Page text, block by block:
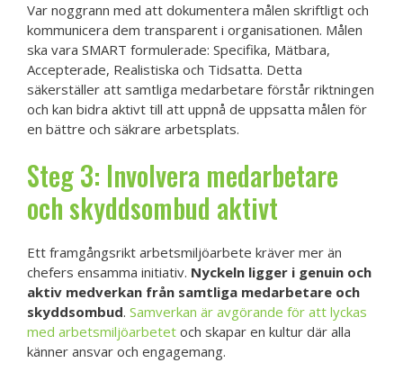
Var noggrann med att dokumentera målen skriftligt och
kommunicera dem transparent i organisationen. Målen
ska vara SMART formulerade: Specifika, Mätbara,
Accepterade, Realistiska och Tidsatta. Detta
säkerställer att samtliga medarbetare förstår riktningen
och kan bidra aktivt till att uppnå de uppsatta målen för
en bättre och säkrare arbetsplats.
Steg 3: Involvera medarbetare
och skyddsombud aktivt
Ett framgångsrikt arbetsmiljöarbete kräver mer än
chefers ensamma initiativ. Nyckeln ligger i genuin och
aktiv medverkan från samtliga medarbetare och
skyddsombud. Samverkan är avgörande för att lyckas
med arbetsmiljöarbetet och skapar en kultur där alla
känner ansvar och engagemang.